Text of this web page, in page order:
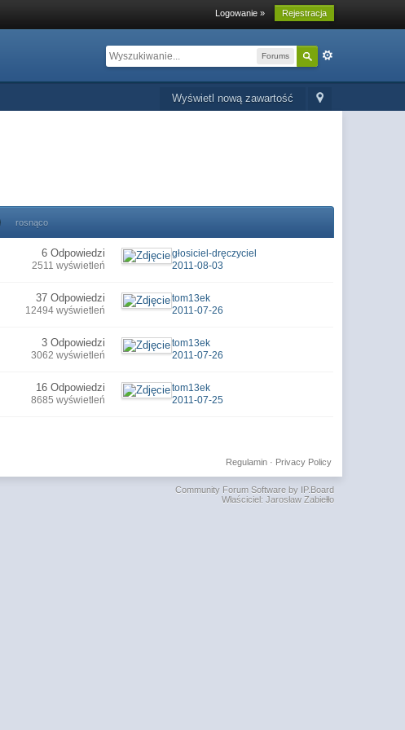
Logowanie » Rejestracja
Forums
Wyświetl nową zawartość
rosnąco
6 Odpowiedzi
2511 wyświetleń
głosiciel-dręczyciel
2011-08-03
37 Odpowiedzi
12494 wyświetleń
tom13ek
2011-07-26
3 Odpowiedzi
3062 wyświetleń
tom13ek
2011-07-26
16 Odpowiedzi
8685 wyświetleń
tom13ek
2011-07-25
Privacy Policy
Regulamin·
Community Forum Software by IP.Board
Właściciel: Jarosław Zabiełło